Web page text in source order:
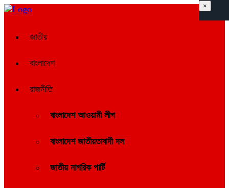
জাতীয়
বাংলাদেশ
রাজনীতি
বাংলাদেশ আওয়ামী লীগ
বাংলাদেশ জাতীয়তাবাদী দল
জাতীয় নাগরিক পার্টি
×